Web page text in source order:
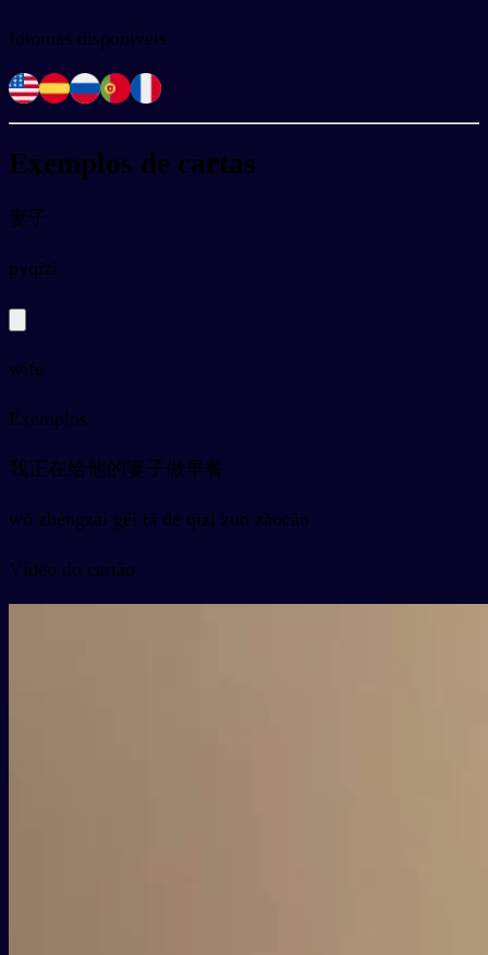
Idiomas disponíveis
Exemplos de cartas
妻子
pyqīzi
wife
Exemplos
我正在给他的妻子做早餐
wǒ zhèngzài gěi tā de qīzi zuò zǎocān
Vídeo do cartão